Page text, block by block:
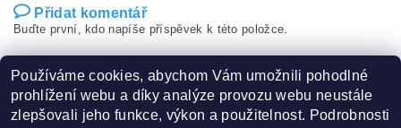
Přidat komentář
Buďte první, kdo napíše příspěvek k této položce.
Používáme cookies, abychom Vám umožnili pohodlné
prohlížení webu a díky analýze provozu webu neustále
zlepšovali jeho funkce, výkon a použitelnost. Podrobnosti